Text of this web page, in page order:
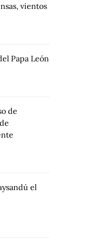
vientos
Papa León
de
el